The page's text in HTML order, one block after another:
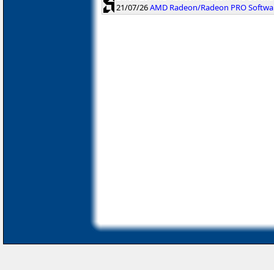
21/07/26AMD Radeon/Radeon PRO